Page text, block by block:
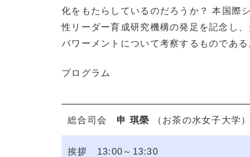
化をもたらしているのだろうか？ 本国際
性リーダー育成研究機構の発足を記念し
パワーメントについて考察するものである
プログラム
総合司会 申 琪榮 （お茶の水女子大学）
挨拶 13:00～13:30